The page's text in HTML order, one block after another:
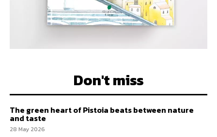
Don't miss
The green heart of Pistoia beats between nature
and taste
28 May 2026